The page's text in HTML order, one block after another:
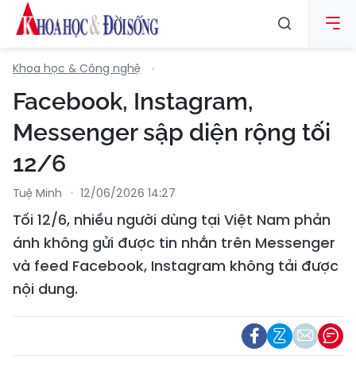
Khoa học & Công nghệ
Facebook, Instagram,
Messenger sập diện rộng tối
12/6
Tuệ Minh 12/06/2026 14:27
Tối 12/6, nhiều người dùng tại Việt Nam phản
ánh không gửi được tin nhắn trên Messenger
và feed Facebook, Instagram không tải được
nội dung.